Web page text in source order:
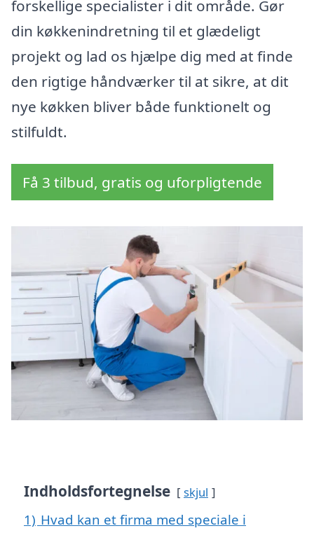
forskellige specialister i dit område. Gør
din køkkenindretning til et glædeligt
projekt og lad os hjælpe dig med at finde
den rigtige håndværker til at sikre, at dit
nye køkken bliver både funktionelt og
stilfuldt.
Få 3 tilbud, gratis og uforpligtende
Indholdsfortegnelse skjul
1) Hvad kan et firma med speciale i